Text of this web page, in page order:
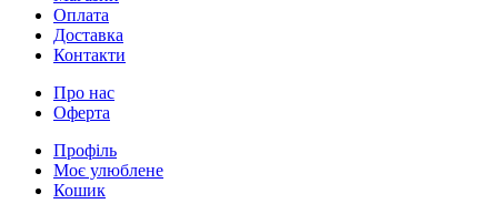
Оплата
Доставка
Контакти
Про нас
Оферта
Профіль
Моє улюблене
Кошик